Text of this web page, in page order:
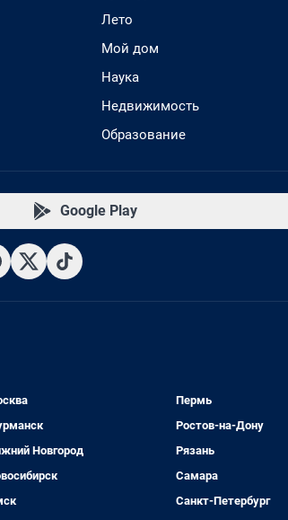
Лето
Мой дом
Наука
Недвижимость
Образование
Google Play
Новгород
Пермь
Ростов-на-Дону
Рязань
Самара
Санкт-Петербург